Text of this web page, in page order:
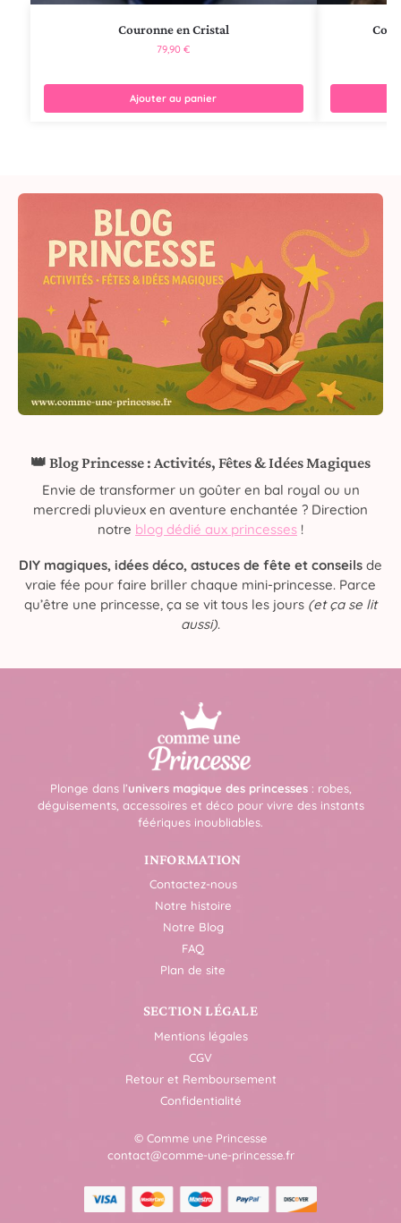
Couronne en Cristal
79,90€
Ajouter au panier
👑 Blog Princesse : Activités, Fêtes & Idées Magiques
Envie de transformer un goûter en bal royal ou un
mercredi pluvieux en aventure enchantée ? Direction
notre blog dédié aux princesses !
DIY magiques, idées déco, astuces de fête et conseils de
vraie fée pour faire briller chaque mini-princesse. Parce
qu’être une princesse, ça se vit tous les jours (et ça se lit
aussi).
Plonge dans l’univers magique des princesses: robes,
déguisements, accessoires et déco pour vivre des instants
féériques inoubliables.
INFORMATION
Contactez-nous
Notre histoire
Notre Blog
FAQ
Plan de site
SECTION LÉGALE
Mentions légales
CGV
Retour et Remboursement
Confidentialité
© Comme une Princesse
contact@comme-une-princesse.fr